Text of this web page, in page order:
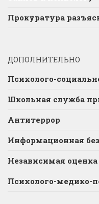
Прокуратура
ДОПОЛНИТЕЛЬНО
Психолого-
Школьная служба
Антитеррор
Информационная
Независимая
Психолого-медико-